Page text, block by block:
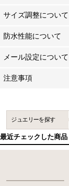
サイズ調整について
防水性能について
メール設定について
注意事項
ジュエリーを探す
最近チェックした商品